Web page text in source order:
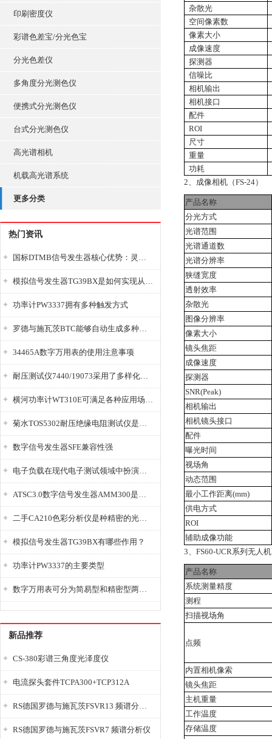
印刷密度仪
彩谱色差宝/分光色宝
分光色差仪
多角度分光测色仪
便携式分光测色仪
台式分光测色仪
高光谱相机
机载高光谱系统
更多分类
热门资讯
国标DTMB信号发生器核心优势：灵活性与准确性的结合
模拟信号发生器TG39BX是如何实现从直流到交流的波形转换?
功率计PW3337拥有多种触发方式
罗德与施瓦茨BTC能够自动生成多种音视频信号
34465A数字万用表的使用注意事项
耐压测试仪7440/19073采用了多样化的功能设计
横河功率计WT310E可满足各种应用场景的需求
菊水TOS5302耐压绝缘电阻测试仪是种重要的电气安全检测设备
数字信号发生器SFE兼容性强
电子负载在现代电子测试领域中扮演着重要的角色
ATSC3.0数字信号发生器AMM300是能够产生各种数字信号的电子设备
二手CA210色彩分析仪是种精密的光学测量仪器
模拟信号发生器TG39BX有哪些作用？
功率计PW3337的主要类型
数字万用表可分为简易型和精密型两大类
新品推荐
CS-380彩谱三角度光泽度仪
电流探头套件TCPA300+TCP312A
RS德国罗德与施瓦茨FSVR13 频谱分析仪
RS德国罗德与施瓦茨FSVR7 频谱分析仪
杂散光
空间像素数
像素大小
成像速度
探测器
信噪比
相机输出
相机接口
配件
ROI
尺寸
重量
功耗
2、成像相机（FS-24）
产品名称
分光方式
光谱范围
光谱通道数
光谱分辨率
狭缝宽度
透射效率
杂散光
图像分辨率
像素大小
镜头焦距
成像速度
探测器
SNR(Peak)
相机输出
相机镜头接口
配件
曝光时间
视场角
动态范围
最小工作距离(mm)
供电方式
ROI
辅助成像功能
3、FS60-UCR系列无人
产品名称
系统测量精度
测程
扫描视场角
点频
内置相机像索
镜头焦距
主机重量
工作温度
存储温度